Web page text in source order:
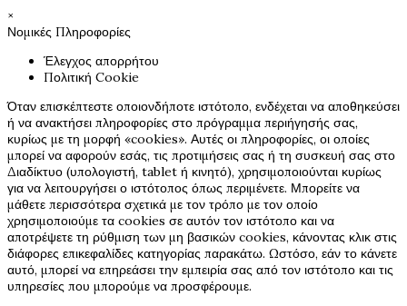
×
Νομικές Πληροφορίες
Έλεγχος απορρήτου
Πολιτική Cookie
Όταν επισκέπτεστε οποιονδήποτε ιστότοπο, ενδέχεται να αποθηκεύσει
ή να ανακτήσει πληροφορίες στο πρόγραμμα περιήγησής σας,
κυρίως με τη μορφή «cookies». Αυτές οι πληροφορίες, οι οποίες
μπορεί να αφορούν εσάς, τις προτιμήσεις σας ή τη συσκευή σας στο
Διαδίκτυο (υπολογιστή, tablet ή κινητό), χρησιμοποιούνται κυρίως
για να λειτουργήσει ο ιστότοπος όπως περιμένετε. Μπορείτε να
μάθετε περισσότερα σχετικά με τον τρόπο με τον οποίο
χρησιμοποιούμε τα cookies σε αυτόν τον ιστότοπο και να
αποτρέψετε τη ρύθμιση των μη βασικών cookies, κάνοντας κλικ στις
διάφορες επικεφαλίδες κατηγορίας παρακάτω. Ωστόσο, εάν το κάνετε
αυτό, μπορεί να επηρεάσει την εμπειρία σας από τον ιστότοπο και τις
υπηρεσίες που μπορούμε να προσφέρουμε.